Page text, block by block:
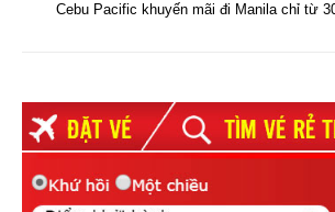
Cebu Pacific khuyến mãi đi Manila chỉ từ